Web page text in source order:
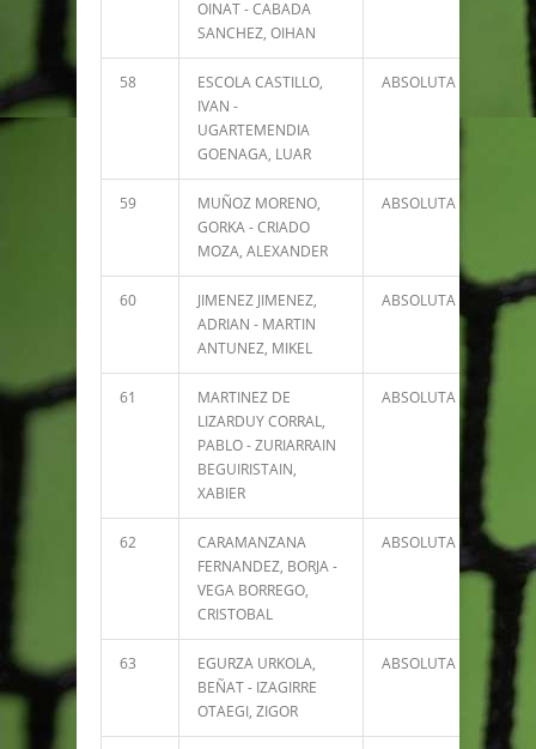
OINAT - CABADA
SANCHEZ, OIHAN
58
ESCOLA CASTILLO,
IVAN -
UGARTEMENDIA
GOENAGA, LUAR
ABSOLUTA
59
MUÑOZ MORENO,
GORKA - CRIADO
MOZA, ALEXANDER
ABSOLUTA
60
JIMENEZ JIMENEZ,
ADRIAN - MARTIN
ANTUNEZ, MIKEL
ABSOLUTA 1780
61
MARTINEZ DE
LIZARDUY CORRAL,
PABLO - ZURIARRAIN
BEGUIRISTAIN,
XABIER
ABSOLUTA
62
CARAMANZANA
FERNANDEZ, BORJA -
VEGA BORREGO,
CRISTOBAL
ABSOLUTA 1646
63
EGURZA URKOLA,
BEÑAT - IZAGIRRE
OTAEGI, ZIGOR
ABSOLUTA